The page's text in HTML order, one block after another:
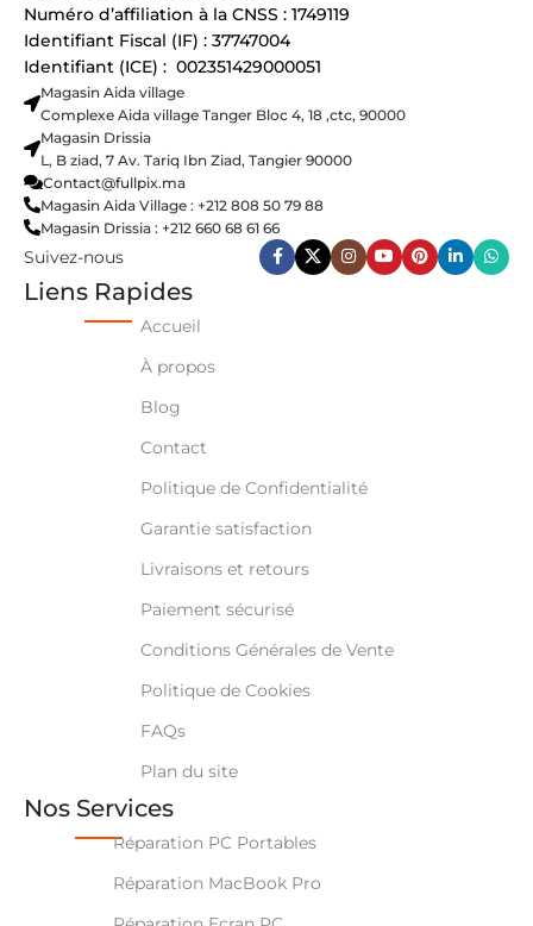
Numéro d’affiliation à la CNSS : 1749119
Identifiant Fiscal (IF) : 37747004
Identifiant (ICE) : 002351429000051
Magasin Aida village
Complexe Aida village Tanger Bloc 4, 18 ,ctc, 90000
Magasin Drissia
L, B ziad, 7 Av. Tariq Ibn Ziad, Tangier 90000
Contact@fullpix.ma
Magasin Aida Village : +212 808 50 79 88
Magasin Drissia : +212 660 68 61 66
Suivez-nous
Liens Rapides
Accueil
À propos
Blog
Contact
Politique de Confidentialité
Garantie satisfaction
Livraisons et retours
Paiement sécurisé
Conditions Générales de Vente
Politique de Cookies
FAQs
Plan du site
Nos Services
Réparation PC Portables
Réparation MacBook Pro